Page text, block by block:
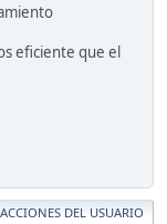
eficiente que el
ACCIONES DEL USUARIO